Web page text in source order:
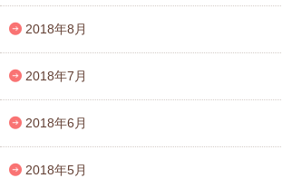
2018年8月
2018年7月
2018年6月
2018年5月